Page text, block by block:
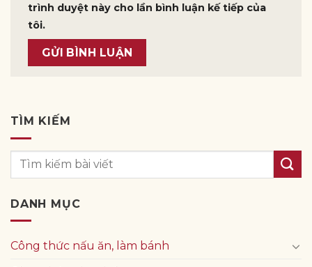
trình duyệt này cho lần bình luận kế tiếp của
tôi.
TÌM KIẾM
DANH MỤC
Công thức nấu ăn, làm bánh